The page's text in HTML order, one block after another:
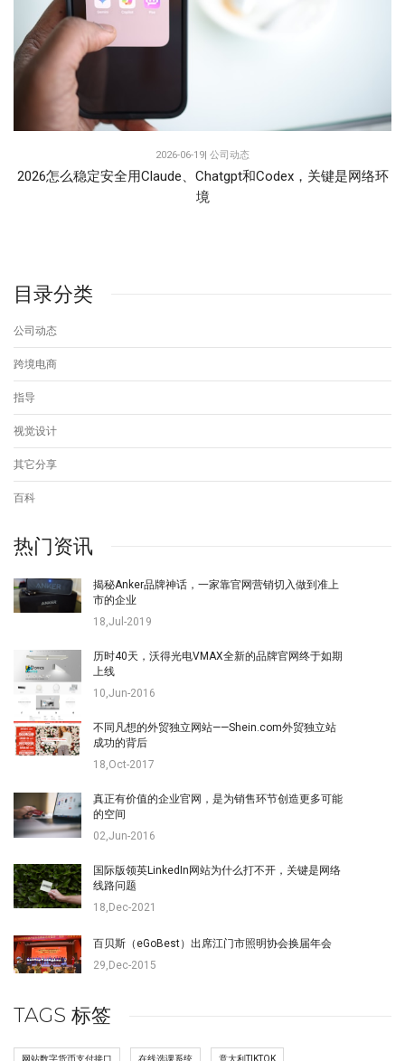
2026-06-19| 公司动态
2026怎么稳定安全用Claude、Chatgpt和Codex，关键是网络环
境
目录分类
公司动态
跨境电商
指导
视觉设计
其它分享
百科
热门资讯
揭秘Anker品牌神话，一家靠官网营销切入做到准上
市的企业
18,Jul-2019
历时40天，沃得光电VMAX全新的品牌官网终于如期
上线
10,Jun-2016
不同凡想的外贸独立网站——Shein.com外贸独立站
成功的背后
18,Oct-2017
真正有价值的企业官网，是为销售环节创造更多可能
的空间
02,Jun-2016
国际版领英LinkedIn网站为什么打不开，关键是网络
线路问题
18,Dec-2021
百贝斯（eGoBest）出席江门市照明协会换届年会
29,Dec-2015
TAGS 标签
网站数字货币支付接口 在线选课系统 意大利TIKTOK